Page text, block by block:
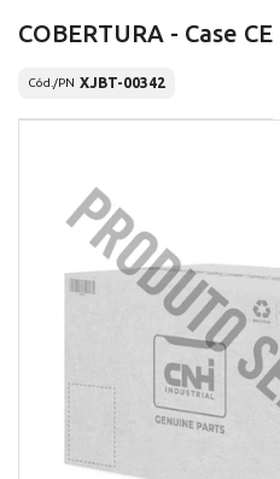
COBERTURA - Case CE
Cód./PN XJBT-00342